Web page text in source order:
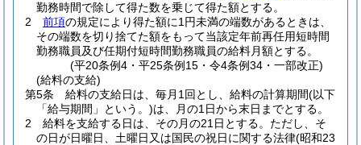
勤務時間で除して得た数を乗じて得た額とする。
2
前項の規定により得た額に1円未満の端数があるときは、
その端数を切り捨てた額をもって当該定年前再任用短時間
勤務職員及び任期付短時間勤務職員の給料月額とする。
(平20条例4・平25条例15・令4条例34・一部改正)
(給料の支給)
第5条
給料の支給日は、毎月1回とし、給料の計算期間(以下
「給与期間」という。)は、月の1日から末日までとする。
2
給料を支給する日は、その月の21日とする。 ただし、そ
の日が日曜日、土曜日又は国民の祝日に関する法律(昭和23